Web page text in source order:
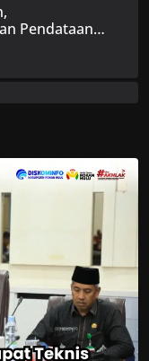
Pendataan